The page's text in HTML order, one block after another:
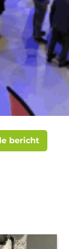
bericht